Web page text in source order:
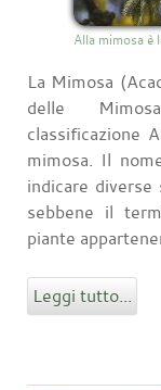
Alla mimosa è
La Mimosa
delle
classificazione
mimosa. Il
indicare diverse
sebbene il
piante
Leggi tutto...